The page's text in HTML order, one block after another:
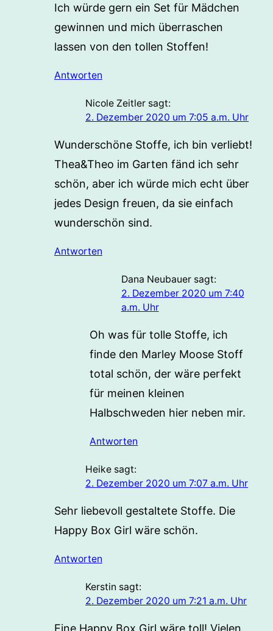
Ich würde gern ein Set für Mädchen
gewinnen und mich überraschen
lassen von den tollen Stoffen!
Antworten
Nicole Zeitler sagt:
2. Dezember 2020 um 7:05 a.m. Uhr
Wunderschöne Stoffe, ich bin verliebt!
Thea&Theo im Garten fänd ich sehr
schön, aber ich würde mich echt über
jedes Design freuen, da sie einfach
wunderschön sind.
Antworten
Dana Neubauer sagt:
2. Dezember 2020 um 7:40
a.m. Uhr
Oh was für tolle Stoffe, ich
finde den Marley Moose Stoff
total schön, der wäre perfekt
für meinen kleinen
Halbschweden hier neben mir.
Antworten
Heike sagt:
2. Dezember 2020 um 7:07 a.m. Uhr
Sehr liebevoll gestaltete Stoffe. Die
Happy Box Girl wäre schön.
Antworten
Kerstin sagt:
2. Dezember 2020 um 7:21 a.m. Uhr
Eine Happy Box Girl wäre toll! Vielen